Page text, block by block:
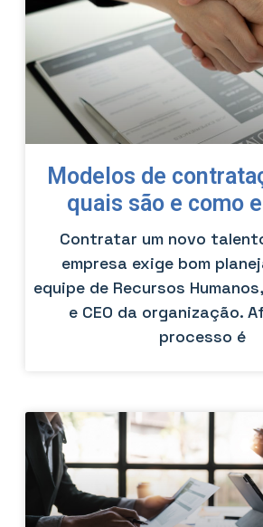
Modelos de
quais são e como
Contratar um novo
empresa exige bom
equipe de Recursos
e CEO da organização.
processo é